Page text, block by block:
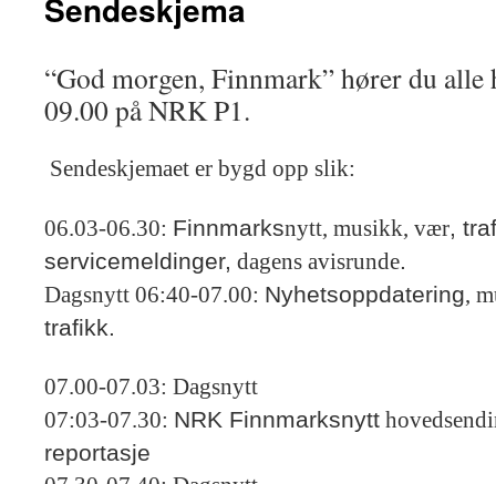
Sendeskjema
“God morgen, Finnmark” hører du
09.00 på NRK P1.
Sendeskjemaet er bygd opp slik:
06.03-06.30: Finnmarksnytt, musikk, vær,
servicemeldinger, dagens avisrunde.
Dagsnytt 06:40-07.00: Nyhetsoppdatering,
trafikk.
07.00-07.03: Dagsnytt
07:03-07.30: NRK Finnmarksnytt
reportasje